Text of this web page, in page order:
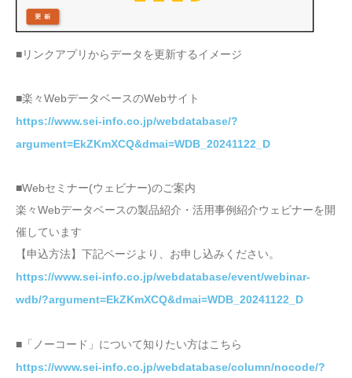
■リンクアプリからデータを更新するイメージ
■楽々WebデータベースのWebサイト
https://www.sei-info.co.jp/webdatabase/?
argument=EkZKmXCQ&dmai=WDB_20241122_D
■Webセミナー(ウェビナー)のご案内
楽々Webデータベースの製品紹介・活用事例紹介ウェビナーを開
催しています
【申込方法】下記ページより、お申し込みください。
https://www.sei-info.co.jp/webdatabase/event/webinar-
wdb/?argument=EkZKmXCQ&dmai=WDB_20241122_D
■「ノーコード」について知りたい方はこちら
https://www.sei-info.co.jp/webdatabase/column/nocode/?